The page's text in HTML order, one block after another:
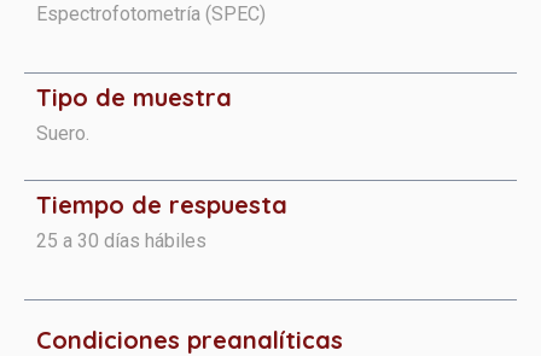
Espectrofotometría (SPEC)
Tipo de muestra
Suero.
Tiempo de respuesta
25 a 30 días hábiles
Condiciones preanalíticas​​​